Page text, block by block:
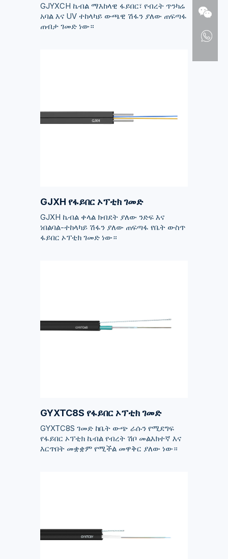
GJYXCH ኬብል ማእከላዊ ፋይበር፣ የብረት ጥንካሬ
አባል እና UV ተከላካይ ውጫዊ ሽፋን ያለው ጠፍጣፋ
ጠብታ ገመድ ነው።
GJXH የፋይበር ኦፕቲክ ገመድ
GJXH ኬብል ቀላል ክብደት ያለው ንድፍ እና
ነበልባል-ተከላካይ ሽፋን ያለው ጠፍጣፋ የቤት ውስጥ
ፋይበር ኦፕቲክ ገመድ ነው።
GYXTC8S የፋይበር ኦፕቲክ ገመድ
GYXTC8S ገመድ ከቤት ውጭ ራሱን የሚደግፍ
የፋይበር ኦፕቲክ ኬብል የብረት ሽቦ መልእክተኛ እና
እርጥበት መቋቋም የሚችል መዋቅር ያለው ነው።